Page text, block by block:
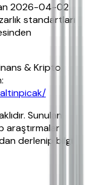
2026-04-02
standartları
& Kripto
Sunulan
araştırmalar
derlenip bilgi